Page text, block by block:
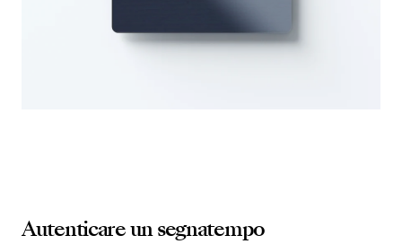
Autenticare un segnatempo